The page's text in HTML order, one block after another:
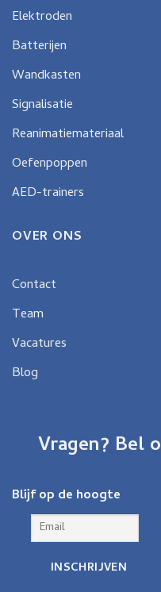
Elektroden
Batterijen
Wandkasten
Signalisatie
Reanimatiemateriaal
Oefenpoppen
AED-trainers
OVER ONS
Contact
Team
Vacatures
Blog
Vragen? Bel
Blijf op de hoogte